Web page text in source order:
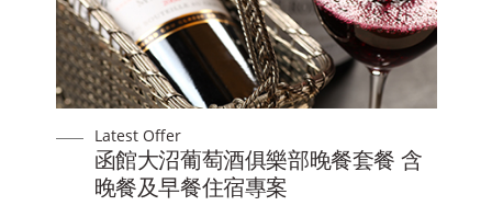
Latest Offer
函館大沼葡萄酒俱樂部晚餐套餐 含
晚餐及早餐住宿專案